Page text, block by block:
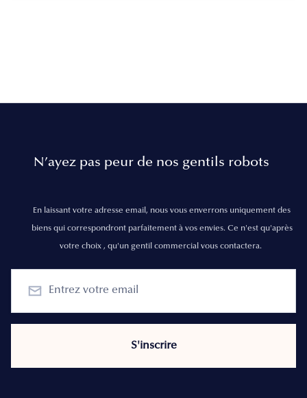
N’ayez pas peur de nos gentils robots
En laissant votre adresse email, nous vous enverrons uniquement des
biens qui correspondront parfaitement à vos envies. Ce n'est qu'après
votre choix , qu'un gentil commercial vous contactera.